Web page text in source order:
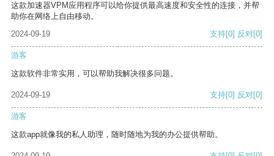
这款加速器VPM应用程序可以给你提供最高速度和安全性的连接，并帮
助你在网络上自由移动。
2024-09-19
支持[0] 反对[0]
游客
这款软件非常实用，可以帮助我解决很多问题。
2024-09-19 支持[0] 反对[0]
游客
这款app就像我的私人助理，随时随地为我的办公提供帮助。